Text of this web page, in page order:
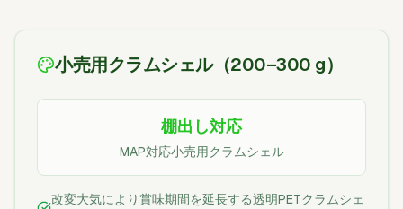
小売用クラムシェル（200–300 g）
棚出し対応
MAP対応小売用クラムシェル
改変大気により賞味期間を延長する透明PETクラムシェ